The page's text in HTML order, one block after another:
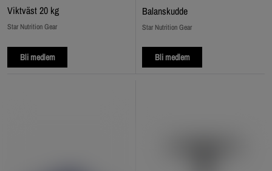
Viktväst 20 kg
Star Nutrition Gear
Bli medlem
Balanskudde
Star Nutrition Gear
Bli medlem